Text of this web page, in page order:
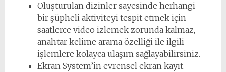
Oluşturulan dizinler sayesinde herhangi
bir şüpheli aktiviteyi tespit etmek için
saatlerce video izlemek zorunda kalmaz,
anahtar kelime arama özelliği ile ilgili
işlemlere kolayca ulaşım sağlayabilirsiniz.
Ekran System’in evrensel ekran kayıt